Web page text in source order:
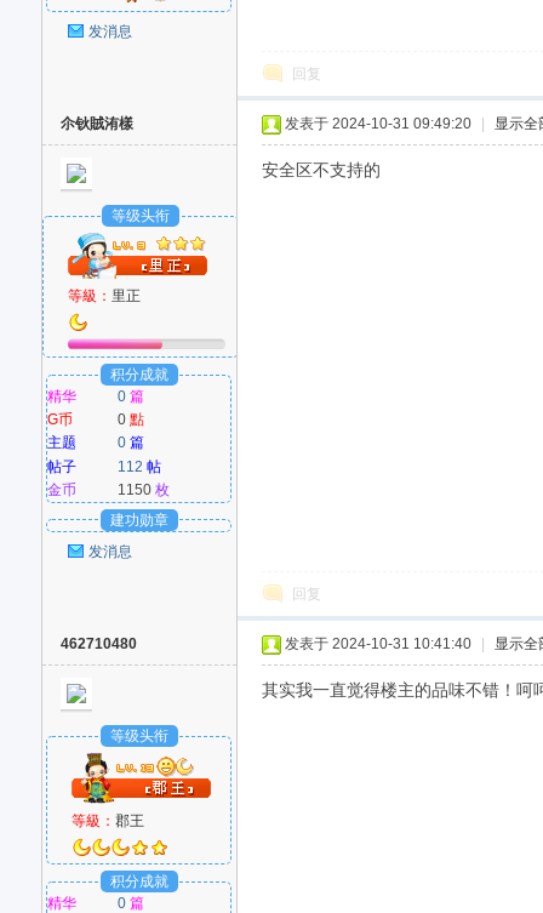
好
者
发消息
回复
尒钬賊洧樣
等级头衔
等級： 里正
积分成就
精华
0 篇
G币
0點
主题
0 篇
帖子
112 帖
金币
1150枚
建功勋章
发消息
发表于 2024-10-31 09:49:20 显示全
安全区不支持的
回复
462710480
等级头衔
等級：郡王
积分成就
精华
0 篇
发表于 2024-10-31 10:41:40 显示全
其实我一直觉得楼主的品味不错！